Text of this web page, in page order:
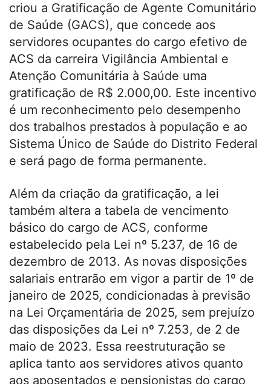
criou a Gratificação de Agente Comunitário
de Saúde (GACS), que concede aos
servidores ocupantes do cargo efetivo de
ACS da carreira Vigilância Ambiental e
Atenção Comunitária à Saúde uma
gratificação de R$ 2.000,00. Este incentivo
é um reconhecimento pelo desempenho
dos trabalhos prestados à população e ao
Sistema Único de Saúde do Distrito Federal
e será pago de forma permanente.
Além da criação da gratificação, a lei
também altera a tabela de vencimento
básico do cargo de ACS, conforme
estabelecido pela Lei nº 5.237, de 16 de
dezembro de 2013. As novas disposições
salariais entrarão em vigor a partir de 1º de
janeiro de 2025, condicionadas à previsão
na Lei Orçamentária de 2025, sem prejuízo
das disposições da Lei nº 7.253, de 2 de
maio de 2023. Essa reestruturação se
aplica tanto aos servidores ativos quanto
aos aposentados e pensionistas do cargo